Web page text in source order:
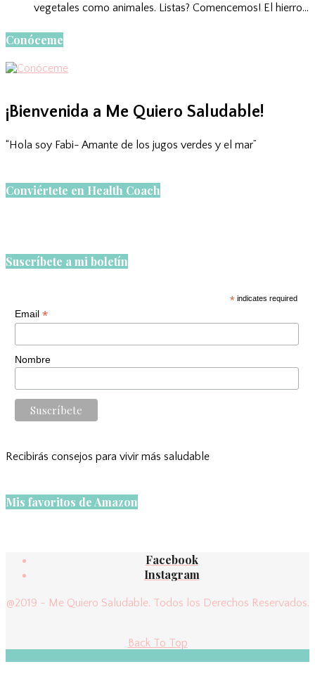
vegetales como animales. Listas? Comencemos! El hierro…
Conóceme
¡Bienvenida a Me Quiero Saludable!
“Hola soy Fabi- Amante de los jugos verdes y el mar”
Conviértete en Health Coach
Suscríbete a mi boletín
* indicates required
Email *
Nombre
Recibirás consejos para vivir más saludable
Mis favoritos de Amazon
Facebook
Instagram
@2019 - Me Quiero Saludable. Todos los Derechos Reservados.
Back To Top